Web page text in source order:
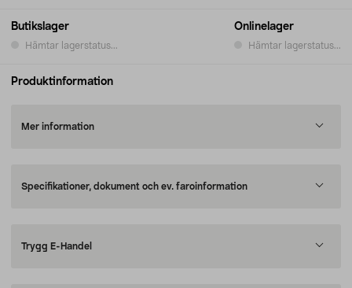
Butikslager
Hämtar lagerstatus...
Onlinelager
Hämtar lagerstatus...
Produktinformation
Mer information
Specifikationer, dokument och ev. faroinformation
Trygg E-Handel